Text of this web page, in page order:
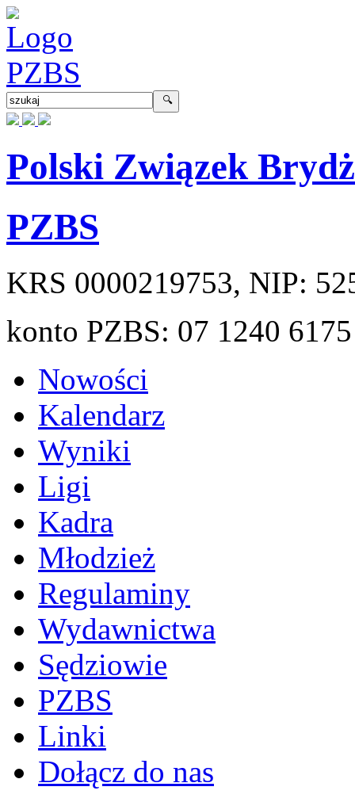
Polski Związek
PZBS
KRS 0000219753, NIP:
konto PZBS: 07 1240
Nowości
Kalendarz
Wyniki
Ligi
Kadra
Młodzież
Regulaminy
Wydawnictwa
Sędziowie
PZBS
Linki
Dołącz do nas